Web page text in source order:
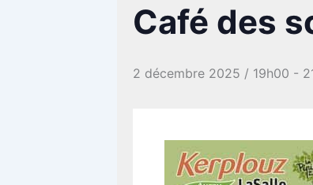
Café des
2 décembre 2025 / 19h00 -